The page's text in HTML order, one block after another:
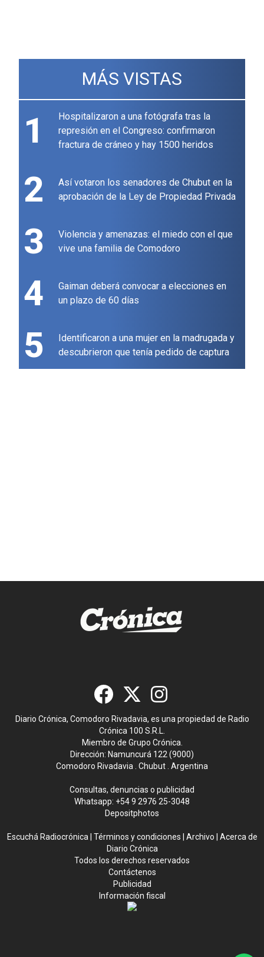
MÁS VISTAS
1
Hospitalizaron a una fotógrafa tras la
represión en el Congreso: confirmaron
fractura de cráneo y hay 1500 heridos
2
Así votaron los senadores de Chubut en la
aprobación de la Ley de Propiedad Privada
3
Violencia y amenazas: el miedo con el que
vive una familia de Comodoro
4
Gaiman deberá convocar a elecciones en
un plazo de 60 días
5
Identificaron a una mujer en la madrugada y
descubrieron que tenía pedido de captura
Diario Crónica, Comodoro Rivadavia, es una propiedad de Radio
Crónica 100 S.R.L.
Miembro de Grupo Crónica.
Dirección: Namuncurá 122 (9000)
Comodoro Rivadavia . Chubut . Argentina
Consultas, denuncias o publicidad
Whatsapp: +54 9 2976 25-3048
Depositphotos
Escuchá Radiocrónica Términos y condiciones Archivo
Acerca de
Diario Crónica
Todos los derechos reservados
Contáctenos
Publicidad
Información fiscal